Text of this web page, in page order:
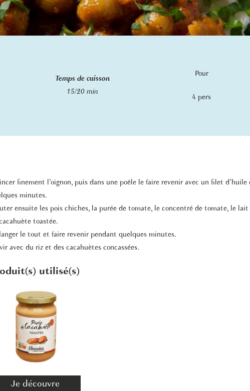
Temps de cuisson
15/20 min
Pour
4 pers
finement l’oignon, puis dans une poêle le faire revenir avec un filet d’huile
minutes.
ensuite les pois chiches, la purée de tomate, le concentré de tomate, le lait
toastée.
le tout et faire revenir pendant quelques minutes.
avec du riz et des cacahuètes concassées.
utilisé(s)
Je découvre